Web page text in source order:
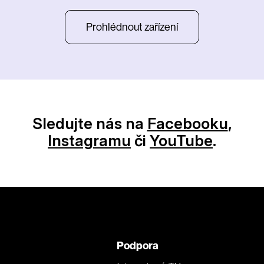
Prohlédnout zařízení
Sledujte nás na Facebooku,
Instagramu či YouTube.
Podpora